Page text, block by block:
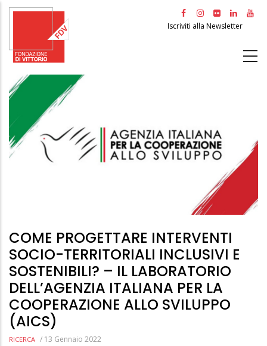
Salta
principale
Iscriviti alla Newsletter
COME PROGETTARE INTERVENTI
SOCIO-TERRITORIALI INCLUSIVI E
SOSTENIBILI? – IL LABORATORIO
DELL’AGENZIA ITALIANA PER LA
COOPERAZIONE ALLO SVILUPPO
(AICS)
RICERCA / 13 Gennaio 2022